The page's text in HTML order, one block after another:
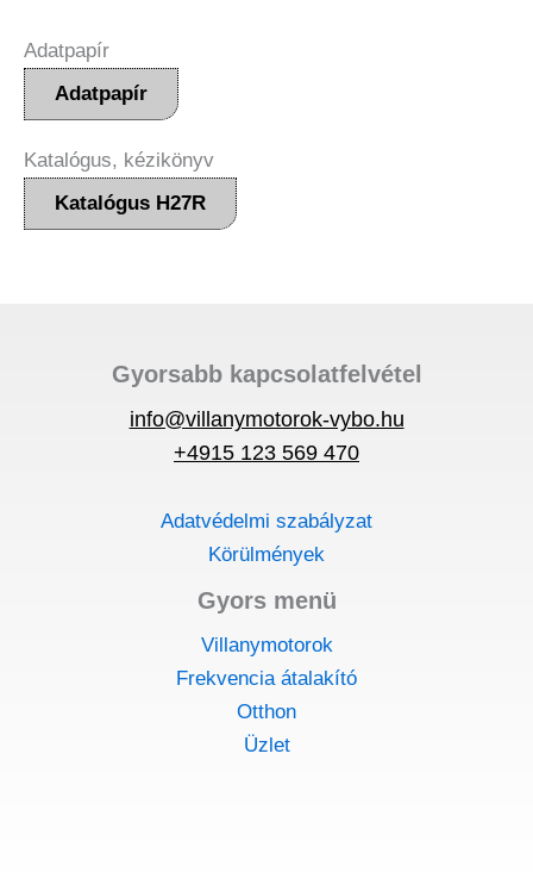
Adatpapír
Adatpapír
Katalógus, kézikönyv
Katalógus H27R
Gyorsabb kapcsolatfelvétel
info@villanymotorok-vybo.hu
+4915 123 569 470
Adatvédelmi szabályzat
Körülmények
Gyors menü
Villanymotorok
Frekvencia átalakító
Otthon
Üzlet